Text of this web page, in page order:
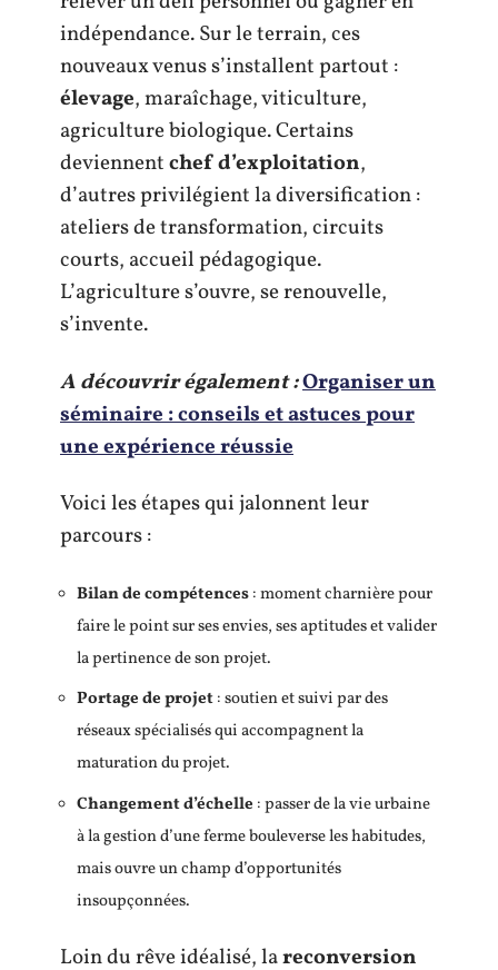
indépendance. Sur le terrain, ces
nouveaux venus s’installent partout :
élevage, maraîchage, viticulture,
agriculture biologique. Certains
deviennentchef d’exploitation,
d’autres privilégient la diversification :
ateliers de transformation, circuits
courts, accueil pédagogique.
L’agriculture s’ouvre, se renouvelle,
s’invente.
A découvrir également :Organiser un
séminaire : conseils et astuces pour
une expérience réussie
Voici les étapes qui jalonnent leur
parcours :
Bilan de compétences: moment charnière pour
faire le point sur ses envies, ses aptitudes et valider
la pertinence de son projet.
Portage de projet: soutien et suivi par des
réseaux spécialisés qui accompagnent la
maturation du projet.
Changement d’échelle : passer de la vie urbaine
à la gestion d’une ferme bouleverse les habitudes,
mais ouvre un champ d’opportunités
insoupçonnées.
Loin du rêve idéalisé, lareconversion